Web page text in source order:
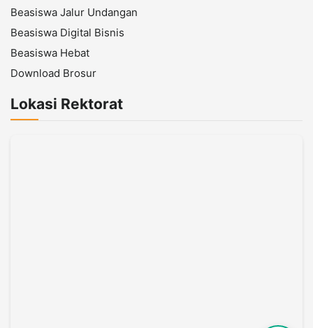
Beasiswa Jalur Undangan
Beasiswa Digital Bisnis
Beasiswa Hebat
Download Brosur
Lokasi Rektorat